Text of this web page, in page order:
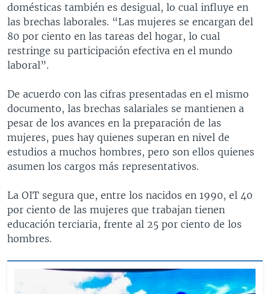
domésticas también es desigual, lo cual influye en
las brechas laborales. “Las mujeres se encargan del
80 por ciento en las tareas del hogar, lo cual
restringe su participación efectiva en el mundo
laboral”.
De acuerdo con las cifras presentadas en el mismo
documento, las brechas salariales se mantienen a
pesar de los avances en la preparación de las
mujeres, pues hay quienes superan en nivel de
estudios a muchos hombres, pero son ellos quienes
asumen los cargos más representativos.
La OIT segura que, entre los nacidos en 1990, el 40
por ciento de las mujeres que trabajan tienen
educación terciaria, frente al 25 por ciento de los
hombres.